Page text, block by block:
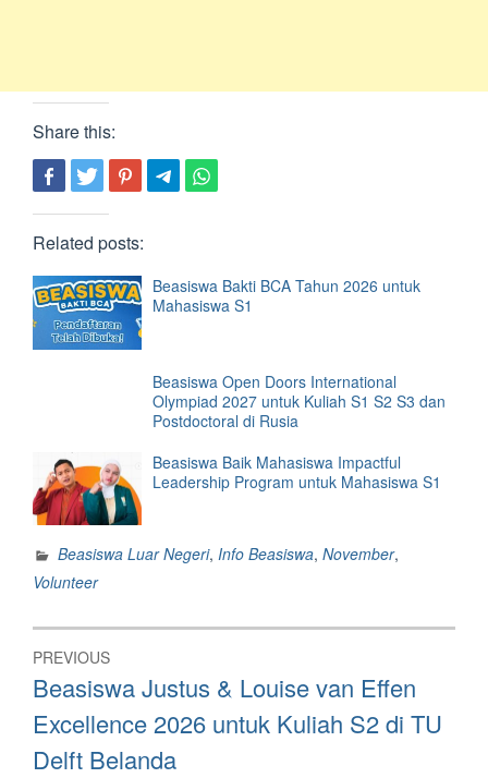
Share this:
Related posts:
Beasiswa Bakti BCA Tahun 2026 untuk
Mahasiswa S1
Beasiswa Open Doors International
Olympiad 2027 untuk Kuliah S1 S2 S3 dan
Postdoctoral di Rusia
Beasiswa Baik Mahasiswa Impactful
Leadership Program untuk Mahasiswa S1
Beasiswa Luar Negeri, Info Beasiswa, November,
Volunteer
Post
navigation
PREVIOUS
Previous
post:
Beasiswa Justus & Louise van Effen
Excellence 2026 untuk Kuliah S2 di TU
Delft Belanda